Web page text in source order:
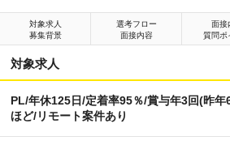
対象求人
募集背景
選考フロー
面接内容
面接
質問ポ
対象求人
PL/年休125日/定着率95％/賞与年3回(昨
ほど/リモート案件あり